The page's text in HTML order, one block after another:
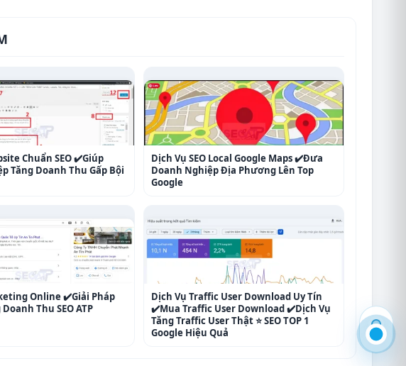
Chuẩn SEO ✔️Giúp
Tăng Doanh Thu Gấp Bội
Dịch Vụ SEO Local Google Maps ✔️Đưa
Doanh Nghiệp Địa Phương Lên Top
Google
Online ✔️Giải Pháp
Thu SEO ATP
Dịch Vụ Traffic User Download Uy Tín
✔️Mua Traffic User Download ✔️Dịch Vụ
Tăng Traffic User Thật ⭐ SEO TOP 1
Google Hiệu Quả